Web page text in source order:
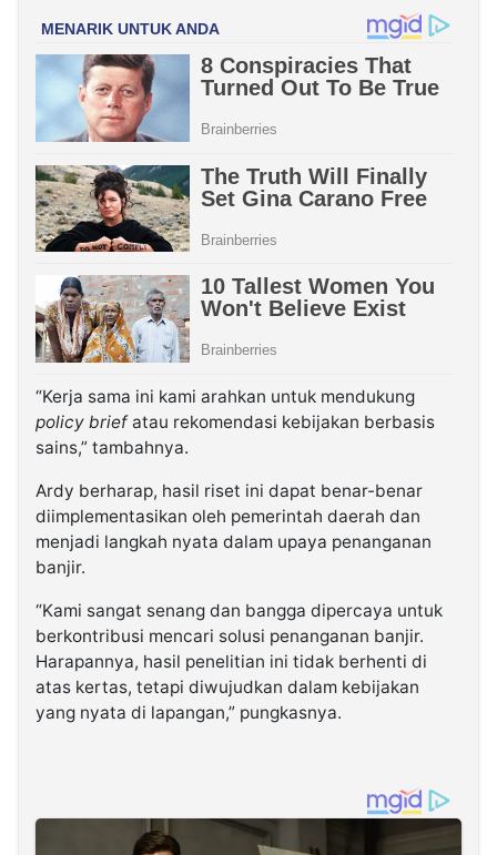
“Kerja sama ini kami arahkan untuk mendukung
policy briefatau rekomendasi kebijakan berbasis
sains,” tambahnya.
Ardy berharap, hasil riset ini dapat benar-benar
diimplementasikan oleh pemerintah daerah dan
menjadi langkah nyata dalam upaya penanganan
banjir.
“Kami sangat senang dan bangga dipercaya untuk
berkontribusi mencari solusi penanganan banjir.
Harapannya, hasil penelitian ini tidak berhenti di
atas kertas, tetapi diwujudkan dalam kebijakan
yang nyata di lapangan,” pungkasnya.